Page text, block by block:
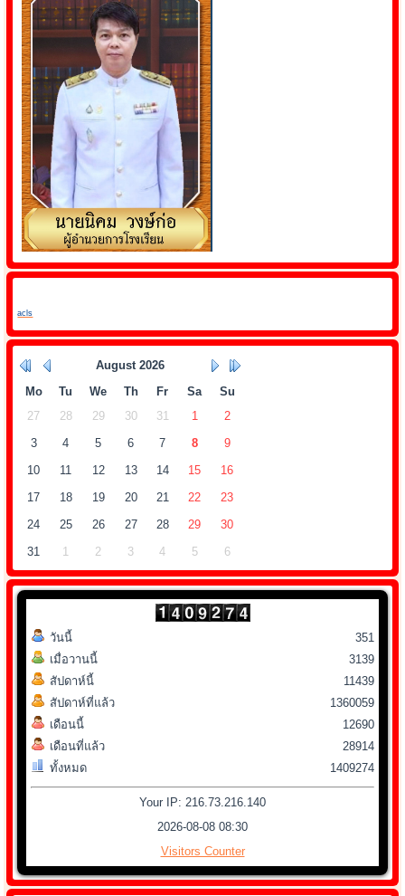
acls
August 2026
Mo
Tu We Th Fr Sa
Su
27
28 29 30 31 1
2
3
4 5 6 7 8
9
10
11 12 13 14 15
16
17
18 19 20 21 22
23
24
25 26 27 28 29
30
31
1 2 3 4 5 6
วันนี้
เมื่อวานนี้
สัปดาห์นี้
สัปดาห์ที่แล้ว
เดือนนี้
เดือนที่แล้ว
ทั้งหมด
351
3139
11439
1360059
12690
28914
1409274
Your IP: 216.73.216.140
2026-08-08 08:30
Visitors Counter